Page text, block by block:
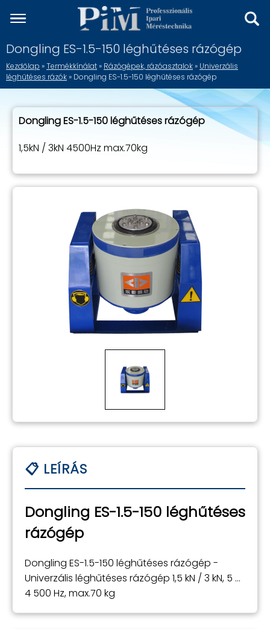
Dongling ES-1.5-150 léghűtéses rázógép
Kezdőlap »Termékkínálat» Rázógépek, rázóasztalok» Univerzális
léghűtéses rázók» Dongling ES-1.5-150 léghűtéses rázógép
Dongling ES-1.5-150 léghűtéses rázógép
1,5kN / 3kN 4500Hz max.70kg
Dongling ES-1.5-150 léghűtéses
rázógép
Dongling ES-1.5-150 léghűtéses rázógép -
Univerzális léghűtéses rázógép 1,5 kN / 3 kN, 5 ...
4 500 Hz, max.70 kg